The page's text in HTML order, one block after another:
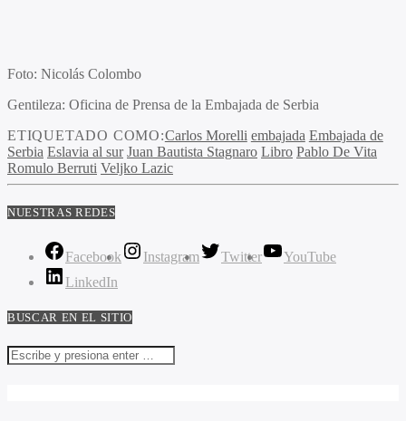
Foto: Nicolás Colombo
Gentileza: Oficina de Prensa de la Embajada de Serbia
ETIQUETADO COMO:Carlos Morelli embajada Embajada de
Serbia Eslavia al sur Juan Bautista Stagnaro Libro Pablo De Vita
Romulo Berruti Veljko Lazic
NUESTRAS REDES
Facebook Instagram Twitter
YouTube
LinkedIn
BUSCAR EN EL SITIO